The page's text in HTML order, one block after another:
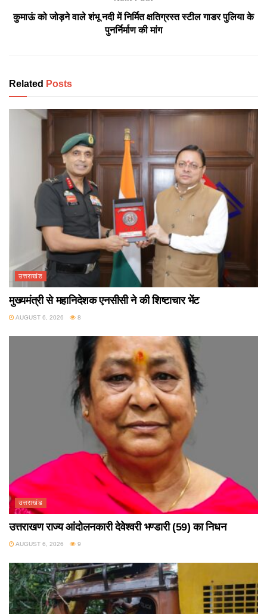
कुमाऊं को जोड़ने वाले शंभू नदी में निर्मित क्षतिग्रस्त स्टील गाडर पुलिया के
पुनर्निर्माण की मांग
Related Posts
उत्तराखंड
मुख्यमंत्री से महानिदेशक एनसीसी ने की शिष्टाचार भेंट
AUGUST 6, 2026 8
उत्तराखंड
उत्तराखण राज्य आंदोलनकारी देवेश्वरी भण्डारी (59) का निधन
AUGUST 6, 2026 9